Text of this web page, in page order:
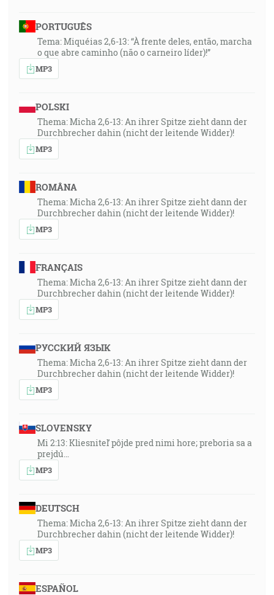
PORTUGUÊS
Tema: Miquéias 2,6-13: “À frente deles, então, marcha
o que abre caminho (não o carneiro líder)!”
MP3
POLSKI
Thema: Micha 2,6-13: An ihrer Spitze zieht dann der
Durchbrecher dahin (nicht der leitende Widder)!
MP3
ROMÂNA
Thema: Micha 2,6-13: An ihrer Spitze zieht dann der
Durchbrecher dahin (nicht der leitende Widder)!
MP3
FRANÇAIS
Thema: Micha 2,6-13: An ihrer Spitze zieht dann der
Durchbrecher dahin (nicht der leitende Widder)!
MP3
РУССКИЙ ЯЗЫК
Thema: Micha 2,6-13: An ihrer Spitze zieht dann der
Durchbrecher dahin (nicht der leitende Widder)!
MP3
SLOVENSKY
Mi 2:13: Kliesniteľ pôjde pred nimi hore; preboria sa a
prejdú…
MP3
DEUTSCH
Thema: Micha 2,6-13: An ihrer Spitze zieht dann der
Durchbrecher dahin (nicht der leitende Widder)!
MP3
ESPAÑOL